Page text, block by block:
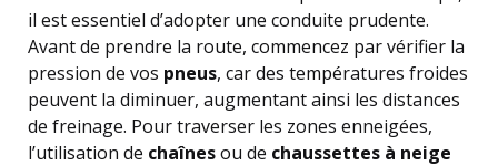
il est essentiel d’adopter une conduite prudente.
Avant de prendre la route, commencez par vérifier la
pression de vos pneus, car des températures froides
peuvent la diminuer, augmentant ainsi les distances
de freinage. Pour traverser les zones enneigées,
l’utilisation de chaînesou de chaussettes à neige